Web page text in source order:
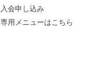
入会申し込み
専用メニューはこちら